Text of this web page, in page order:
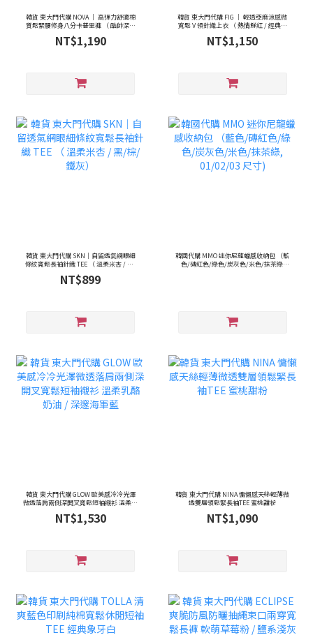
韓貨 東大門代購 NOVA ｜ 高彈力舒適棉
質鬆緊腰修身八分卡普里褲 （ 酷帥深黑
NT$1,190
韓貨 東大門代購 FIG ｜ 輕透亞麻涼感微
寬鬆 V 領針織上衣 （ 熱情鮮紅 / 經典質
NT$1,150
韓貨 東大門代購 SKN｜自留透氣網眼細
條紋寬鬆長袖針織 TEE （ 溫柔米杏 / 黑/
棕/ 鐵灰）
NT$899
韓國代購 MMO 迷你尼龍蠟感收納包 （藍
色/磚紅色/綠色/炭灰色/米色/抹茶綠,
韓貨 東大門代購 GLOW 歐美感冷冷光澤
微透落肩兩側深開叉寬鬆短袖襯衫 溫柔乳
酪奶油 / 深邃海軍藍
NT$1,530
韓貨 東大門代購 NINA 慵懶感天絲輕薄微
透雙層領鬆緊長袖TEE 蜜桃甜粉
NT$1,090